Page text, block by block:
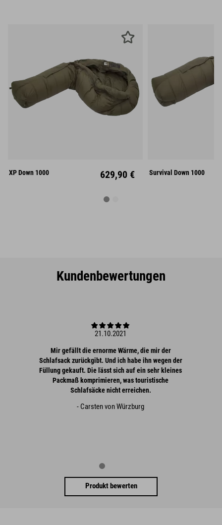
XP Down 1000 629,90 € Survival Down 1000
Kundenbewertungen
21.10.2021
Mir gefällt die ernorme Wärme, die mir der
Schlafsack zurückgibt. Und ich habe ihn wegen der
Füllung gekauft. Die lässt sich auf ein sehr kleines
Packmaß komprimieren, was touristische
Schlafsäcke nicht erreichen.
- Carsten von Würzburg
Produkt bewerten